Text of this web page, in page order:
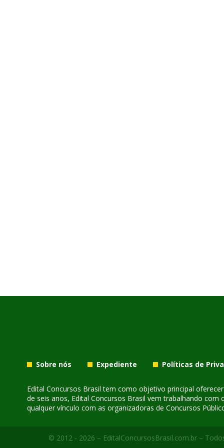
Sobre nós Expediente Políticas de
Edital Concursos Brasil tem como objetivo principal
de seis anos, Edital Concursos Brasil vem trabalhando
qualquer vínculo com as organizadoras de Concursos
© 2012 - 2026 – EditalConcursosBrasil.com.br –